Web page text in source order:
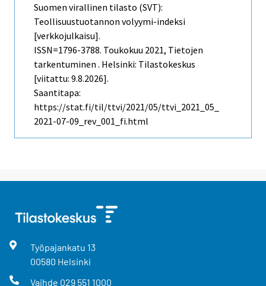
Suomen virallinen tilasto (SVT):
Teollisuustuotannon volyymi-indeksi
[verkkojulkaisu].
ISSN=1796-3788. Toukokuu 2021, Tietojen
tarkentuminen . Helsinki: Tilastokeskus
[viitattu: 9.8.2026].
Saantitapa:
https://stat.fi/til/ttvi/2021/05/ttvi_2021_05_
2021-07-09_rev_001_fi.html
Työpajankatu 13
00580 Helsinki
Vaihde 029 551 1000